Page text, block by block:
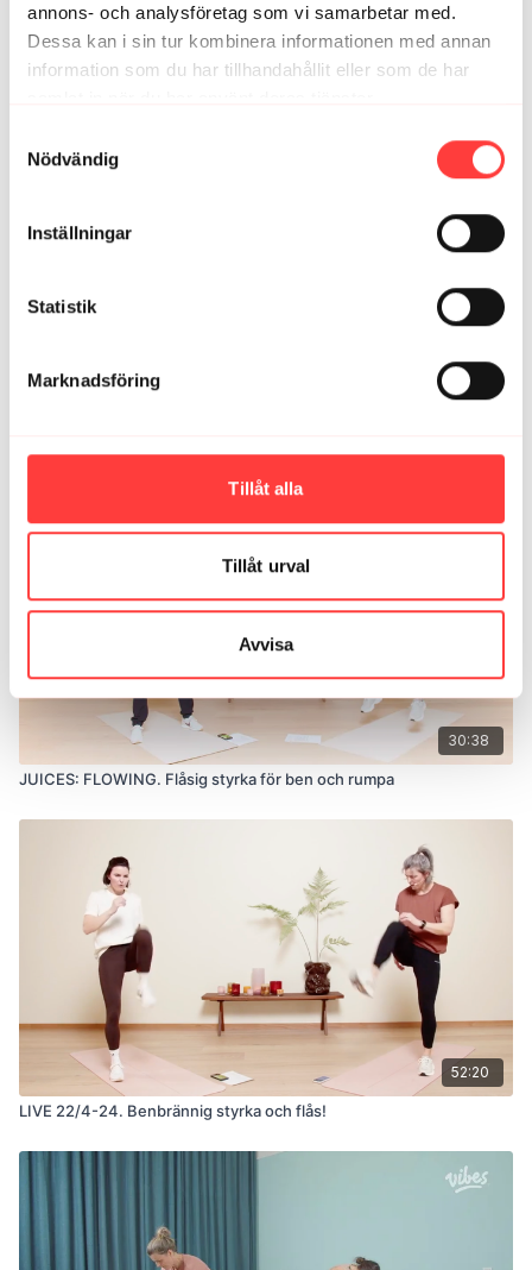
annons- och analysföretag som vi samarbetar med.
Dessa kan i sin tur kombinera informationen med annan
information som du har tillhandahållit eller som de har
Nödvändig
Inställningar
Statistik
Marknadsföring
Tillåt alla
Tillåt urval
Avvisa
30:38
JUICES: FLOWING. Flåsig styrka för ben och rumpa
52:20
LIVE 22/4-24. Benbrännig styrka och flås!